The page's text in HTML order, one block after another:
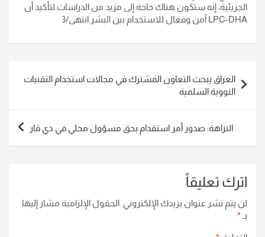
الجزيئية، إنه ستكون هناك حاجة إلى مزيد من الدراسات لتأكيد أن
LPC-DHA آمن وفعال للاستخدام بين البشر.انتهى/3
المقالات
العراق يبحث التعاون المشترك في مجالات استخدام التقنيات
النووية السلمية
النزاهة: صدور أمر استقدام بحق مسؤول محلي في ذي قار
اترك تعليقاً
لن يتم نشر عنوان بريدك الإلكتروني. الحقول الإلزامية مشار إليها
بـ *